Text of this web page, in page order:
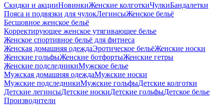
Скидки и акцииНовинкиЖенские колготкиЧулкиБандалетки
Пояса и подвязки для чулокЛегинсыЖенское бельё
Бесшовное женское бельё
Корректирующее женское утягивающее белье
Женское спортивное бельё для фитнеса
Женская домашняя одеждаЭротическое бельёЖенские носки
Женские гольфыЖенские ботфортыЖенские гетры
Женские подследникиМужское белье
Мужская домашняя одеждаМужские носки
Мужские подследникиМужские гольфыДетские колготки
Детские легинсыДетские носкиДетские гольфыДетское белье
Производители